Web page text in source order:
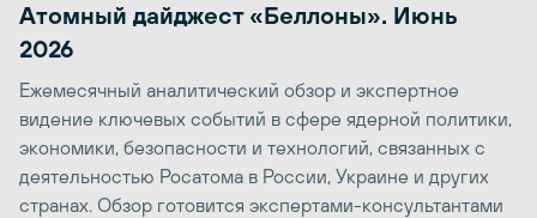
Атомный дайджест «Беллоны». Июнь
2026
Ежемесячный аналитический обзор и экспертное
видение ключевых событий в сфере ядерной политики,
экономики, безопасности и технологий, связанных с
деятельностью Росатома в России, Украине и других
странах. Обзор готовится экспертами-консультантами